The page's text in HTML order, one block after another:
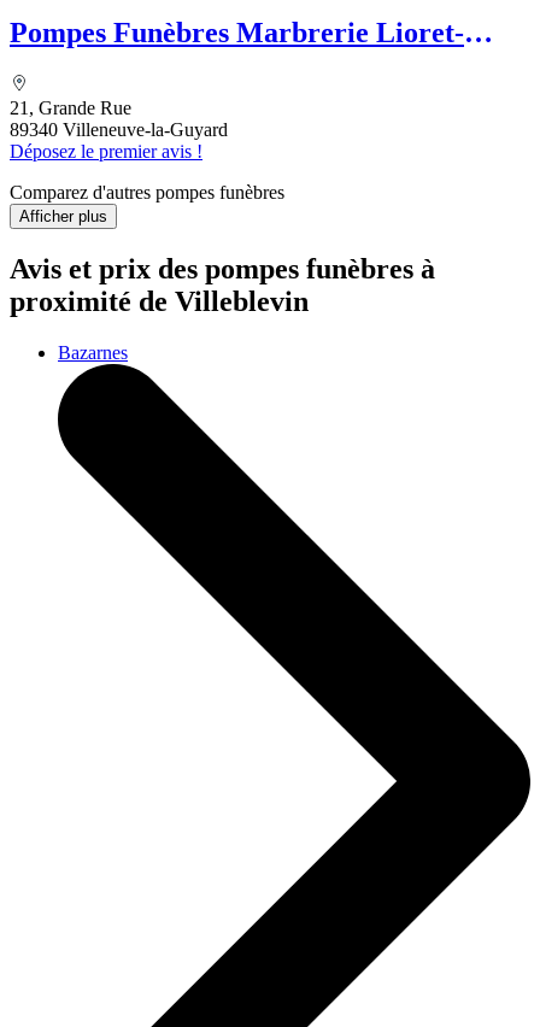
Pompes Funèbres Marbrerie Lioret-
21, Grande Rue
89340 Villeneuve-la-Guyard
Déposez le premier avis !
Comparez d'autres pompes funèbres
Afficher plus
Avis et prix des pompes funèbres à
proximité de Villeblevin
Bazarnes